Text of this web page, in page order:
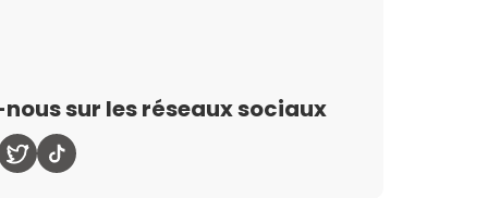
sur les réseaux sociaux